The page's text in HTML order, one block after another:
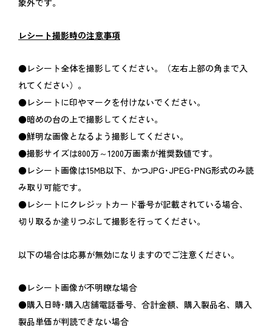
レシート撮影時の注意事項
●レシート全体を撮影してください。（左右上部の角まで入
れてください）。
●レシートに印やマークを付けないでください。
●暗めの台の上で撮影してください。
●鮮明な画像となるよう撮影してください。
●撮影サイズは800万～1200万画素が推奨数値です。
●レシート画像は15MB以下、かつJPG･JPEG･PNG形式のみ読
み取り可能です。
●レシートにクレジットカード番号が記載されている場合、
切り取るか塗りつぶして撮影を行ってください。
以下の場合は応募が無効になりますのでご注意ください。
●レシート画像が不明瞭な場合
●購入日時･購入店舗電話番号、合計金額、購入製品名、購入
製品単価が判読できない場合